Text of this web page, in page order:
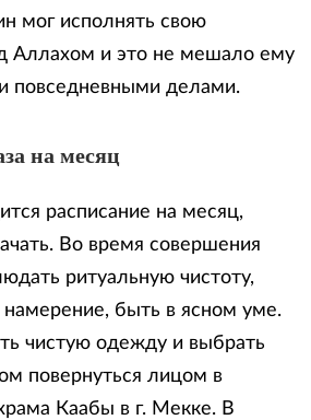
мог исполнять свою
Аллахом и это не мешало ему
повседневными делами.
на месяц
расписание на месяц,
Во время совершения
ритуальную чистоту,
намерение, быть в ясном уме.
чистую одежду и выбрать
повернуться лицом в
Каабы в г. Мекке. В